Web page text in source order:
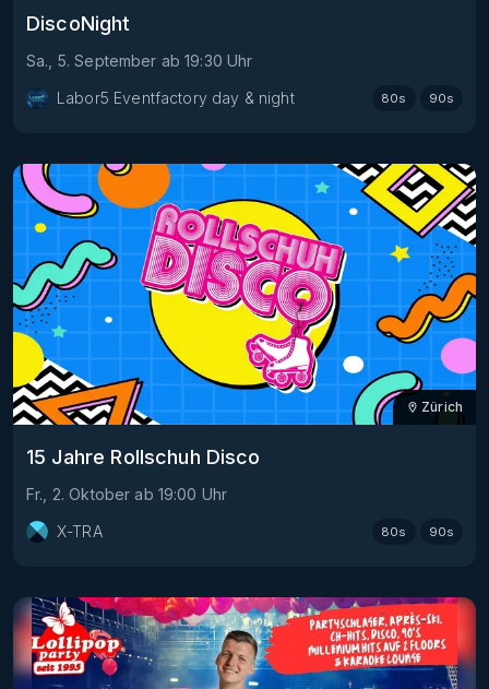
DiscoNight
Sa., 5. September ab 19:30 Uhr
Labor5 Eventfactory day & night
80s 90s
Zürich
15 Jahre Rollschuh Disco
Fr., 2. Oktober ab 19:00 Uhr
X-TRA
80s 90s